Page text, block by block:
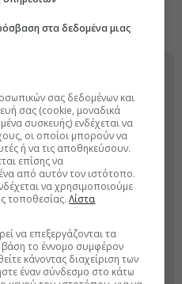
σε Αθήνα, Θεσσαλονίκη
στα δεδομένα μιας
σας δεδομένων και
σας (cookie, μοναδικά
συσκευής) ενδέχεται να
οι οποίοι μπορούν να
ή να τις αποθηκεύσουν.
επίσης να
από αυτόν τον ιστότοπο.
να χρησιμοποιούμε
τοποθεσίας.Λίστα
να επεξεργάζονται τα
το έννομο συμφέρον
κάνοντας διαχείριση των
έναν σύνδεσμο στο κάτω